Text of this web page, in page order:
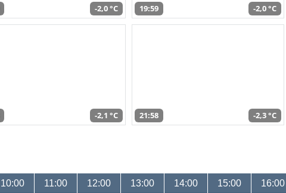
-2,0 °C 19:59 -2,0 °C
-2,1 °C 21:58 -2,3 °C
10:00 11:00 12:00 13:00 14:00 15:00 16:00